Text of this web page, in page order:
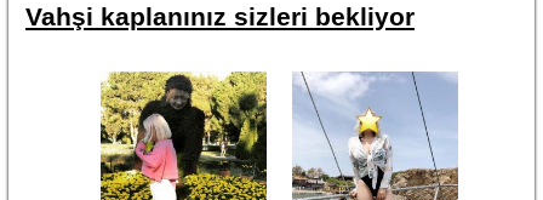
Vahşi kaplanınız sizleri bekliyor